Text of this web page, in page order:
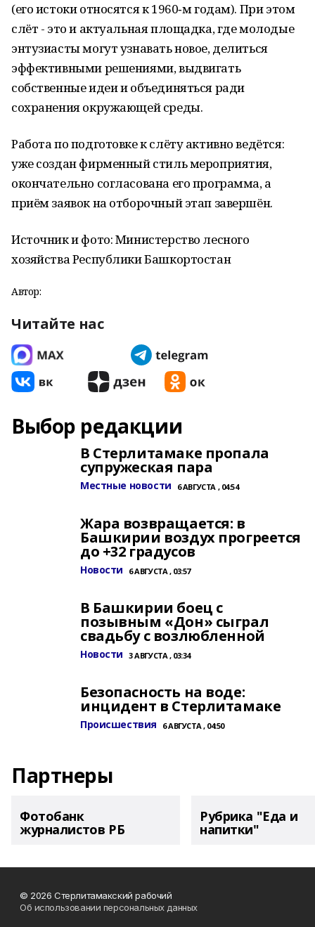
(его истоки относятся к 1960‑м годам). При этом
слёт - это и актуальная площадка, где молодые
энтузиасты могут узнавать новое, делиться
эффективными решениями, выдвигать
собственные идеи и объединяться ради
сохранения окружающей среды.
Работа по подготовке к слёту активно ведётся:
уже создан фирменный стиль мероприятия,
окончательно согласована его программа, а
приём заявок на отборочный этап завершён.
Источник и фото: Министерство лесного
хозяйства Республики Башкортостан
Автор:
Читайте нас
Выбор редакции
В Стерлитамаке пропала
супружеская пара
Местные новости 6 АВГУСТА , 04:54
Жара возвращается: в
Башкирии воздух прогреется
до +32 градусов
Новости 6 АВГУСТА , 03:57
В Башкирии боец с
позывным «Дон» сыграл
свадьбу с возлюбленной
Новости 3 АВГУСТА , 03:34
Безопасность на воде:
инцидент в Стерлитамаке
Происшествия 6 АВГУСТА , 04:50
Партнеры
Фотобанк
журналистов РБ
Рубрика "Еда и
напитки"
© 2026 Стерлитамакский рабочий
Об использовании персональных данных